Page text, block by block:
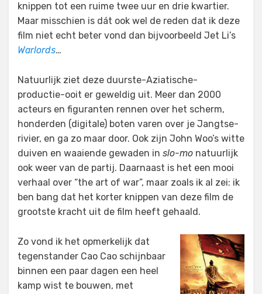
knippen tot een ruime twee uur en drie kwartier.
Maar misschien is dát ook wel de reden dat ik deze
film niet echt beter vond dan bijvoorbeeld Jet Li’s
Warlords…
Natuurlijk ziet deze duurste-Aziatische-
productie-ooit er geweldig uit. Meer dan 2000
acteurs en figuranten rennen over het scherm,
honderden (digitale) boten varen over je Jangtse-
rivier, en ga zo maar door. Ook zijn John Woo’s witte
duiven en waaiende gewaden in slo-mo natuurlijk
ook weer van de partij. Daarnaast is het een mooi
verhaal over “the art of war”, maar zoals ik al zei: ik
ben bang dat het korter knippen van deze film de
grootste kracht uit de film heeft gehaald.
Zo vond ik het opmerkelijk dat
tegenstander Cao Cao schijnbaar
binnen een paar dagen een heel
kamp wist te bouwen, met